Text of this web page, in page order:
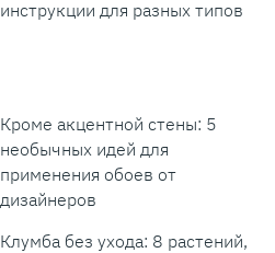
инструкции для разных типов
Кроме акцентной стены: 5
необычных идей для
применения обоев от
дизайнеров
Клумба без ухода: 8 растений,